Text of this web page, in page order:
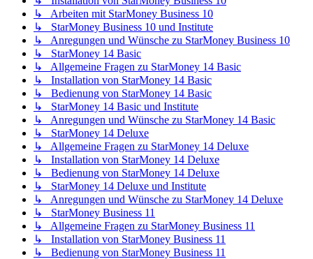
↳ Arbeiten mit StarMoney Business 10
↳ StarMoney Business 10 und Institute
↳ Anregungen und Wünsche zu StarMoney Business 10
↳ StarMoney 14 Basic
↳ Allgemeine Fragen zu StarMoney 14 Basic
↳ Installation von StarMoney 14 Basic
↳ Bedienung von StarMoney 14 Basic
↳ StarMoney 14 Basic und Institute
↳ Anregungen und Wünsche zu StarMoney 14 Basic
↳ StarMoney 14 Deluxe
↳ Allgemeine Fragen zu StarMoney 14 Deluxe
↳ Installation von StarMoney 14 Deluxe
↳ Bedienung von StarMoney 14 Deluxe
↳ StarMoney 14 Deluxe und Institute
↳ Anregungen und Wünsche zu StarMoney 14 Deluxe
↳ StarMoney Business 11
↳ Allgemeine Fragen zu StarMoney Business 11
↳ Installation von StarMoney Business 11
↳ Bedienung von StarMoney Business 11